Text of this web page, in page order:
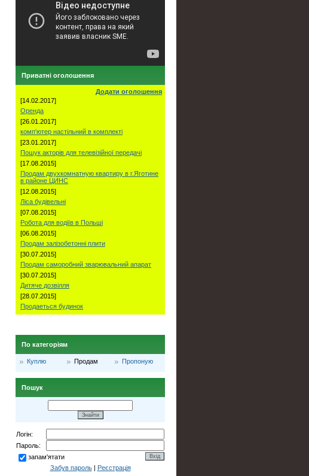
Приватні оголошення
Додати оголошення
[14.02.2017]
Оренда
[26.01.2017]
комп'ютер настільний в комплекті
[23.01.2017]
Пошук акторів для телевізійної передачі
[17.08.2015]
Продам двухкомнатную квартиру в г.Яготине
в районе ЦИНС
[12.08.2015]
Ліса будівельні
[07.08.2015]
Робота для водіїв в Польші
[06.08.2015]
Продам залізобетонні плити
[30.07.2015]
Продам саморобний зварювальний апарат
[30.07.2015]
Дитяче дозвілля
[28.07.2015]
Продаеться будинок
По категоріям
Куплю Продам Пропоную
Пошук
Логін:
Пароль:
запам'ятати
Забув пароль| Реєстрація